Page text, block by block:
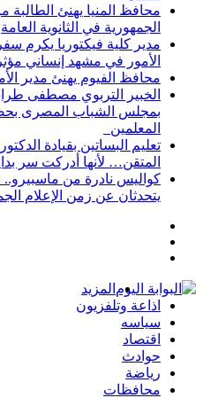
محافظ المنيا يهنئ الطالبة
الجمهورية في الثانوية العامة
مدير كلية فيكتوريا يكرم
الأمور في مشهد إنساني مؤثر
محافظ الفيوم يهنئ مدير
الخبير التربوي مصطفى
بمجلس الشباب المصرى
المعلمين
تعليم البساتين بقيادة
المتقن… لأنها أدركت سر
كواليس نادرة من
يتحدثان عن زمن الإعلام
المزيد
اذاعة وتلفزيون
سياسه
اقتصاد
حوادث
رياضة
محافظات